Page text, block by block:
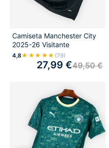
Camiseta Manchester City
2025-26 Visitante
4,8★★★★★ (79)
49,50€
27,99 €